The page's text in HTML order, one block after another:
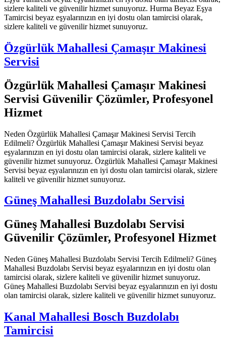
sizlere kaliteli ve güvenilir hizmet sunuyoruz. Hurma Beyaz Eşya
Tamircisi beyaz eşyalarınızın en iyi dostu olan tamircisi olarak,
sizlere kaliteli ve güvenilir hizmet sunuyoruz.
Özgürlük Mahallesi Çamaşır Makinesi
Servisi
Özgürlük Mahallesi Çamaşır Makinesi
Servisi Güvenilir Çözümler, Profesyonel
Hizmet
Neden Özgürlük Mahallesi Çamaşır Makinesi Servisi Tercih
Edilmeli? Özgürlük Mahallesi Çamaşır Makinesi Servisi beyaz
eşyalarınızın en iyi dostu olan tamircisi olarak, sizlere kaliteli ve
güvenilir hizmet sunuyoruz. Özgürlük Mahallesi Çamaşır Makinesi
Servisi beyaz eşyalarınızın en iyi dostu olan tamircisi olarak, sizlere
kaliteli ve güvenilir hizmet sunuyoruz.
Güneş Mahallesi Buzdolabı Servisi
Güneş Mahallesi Buzdolabı Servisi
Güvenilir Çözümler, Profesyonel Hizmet
Neden Güneş Mahallesi Buzdolabı Servisi Tercih Edilmeli? Güneş
Mahallesi Buzdolabı Servisi beyaz eşyalarınızın en iyi dostu olan
tamircisi olarak, sizlere kaliteli ve güvenilir hizmet sunuyoruz.
Güneş Mahallesi Buzdolabı Servisi beyaz eşyalarınızın en iyi dostu
olan tamircisi olarak, sizlere kaliteli ve güvenilir hizmet sunuyoruz.
Kanal Mahallesi Bosch Buzdolabı
Tamircisi